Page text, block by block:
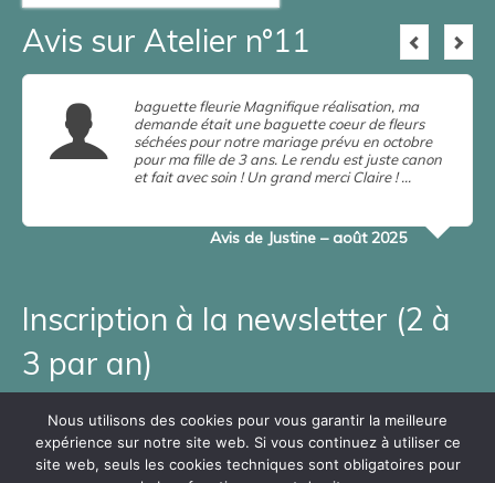
Avis sur Atelier n°11
baguette fleurie Magnifique réalisation, ma
demande était une baguette coeur de fleurs
séchées pour notre mariage prévu en octobre
pour ma fille de 3 ans. Le rendu est juste canon
et fait avec soin ! Un grand merci Claire ! …
Avis de Justine – août 2025
Inscription à la newsletter (2 à
3 par an)
Prénom et Nom*
Nous utilisons des cookies pour vous garantir la meilleure
expérience sur notre site web. Si vous continuez à utiliser ce
site web, seuls les cookies techniques sont obligatoires pour